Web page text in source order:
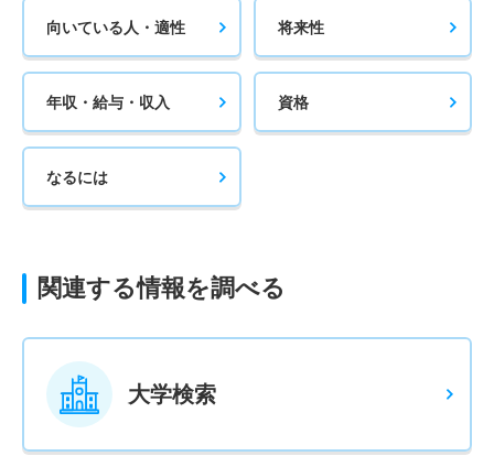
向いている人・適性 将来性
年収・給与・収入 資格
なるには
関連する情報を調べる
大学検索